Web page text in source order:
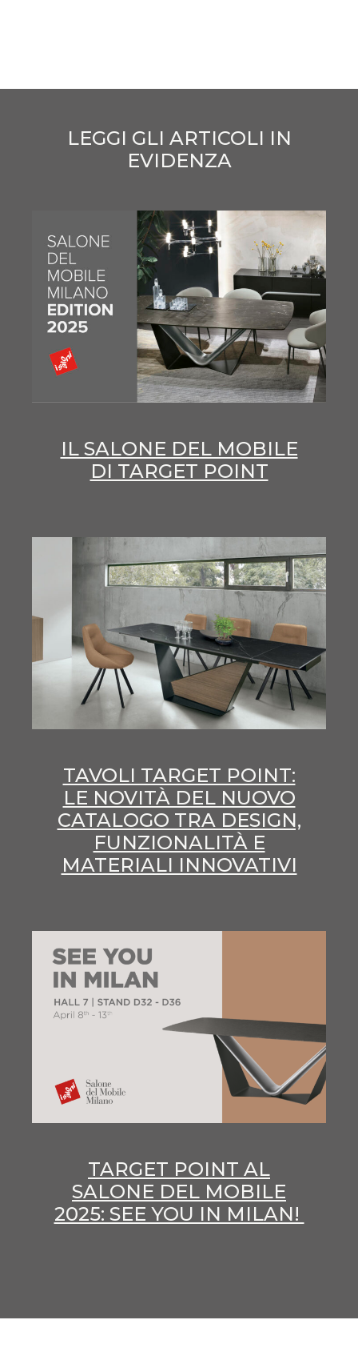
LEGGI GLI ARTICOLI IN
EVIDENZA
IL SALONE DEL MOBILE
DI TARGET POINT
TAVOLI TARGET POINT:
LE NOVITÀ DEL NUOVO
CATALOGO TRA DESIGN,
FUNZIONALITÀ E
MATERIALI INNOVATIVI
TARGET POINT AL
SALONE DEL MOBILE
2025: SEE YOU IN MILAN!